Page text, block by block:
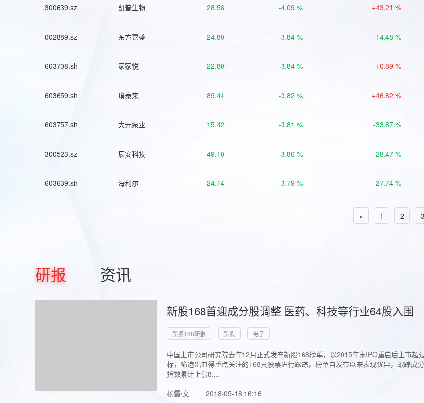
300639.sz 凯普生物 28.58 -4.09 % +43.21 %
002889.sz 东方嘉盛 24.80 -3.84 % -14.48 %
603708.sh 家家悦 22.80 -3.84 % +0.89 %
603659.sh 璞泰来 89.44 -3.82 % +46.82 %
603757.sh 大元泵业 15.42 -3.81 % -33.87 %
300523.sz 辰安科技 49.10 -3.80 % -28.47 %
603639.sh 海利尔 24.14 -3.79 % -27.74 %
« 1 2 3
研报 资讯
新股168首迎成分股调整 医药、科技等行业64股入围
新股168研报 新股 电子
中国上市公司研究院去年12月正式发布新股168榜单，以2015年末IPO重启后上市
标，筛选出值得重点关注的168只股票进行跟踪。榜单自发布以来表现优异，跟踪
指数累计上涨8....
杨霞/文
2018-05-18 16:16